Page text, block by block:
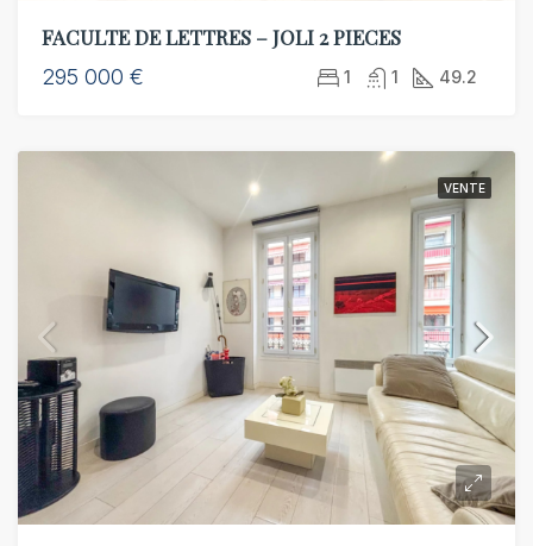
FACULTE DE LETTRES – JOLI 2 PIECES
295 000 € 1 1 49.2
VENTE